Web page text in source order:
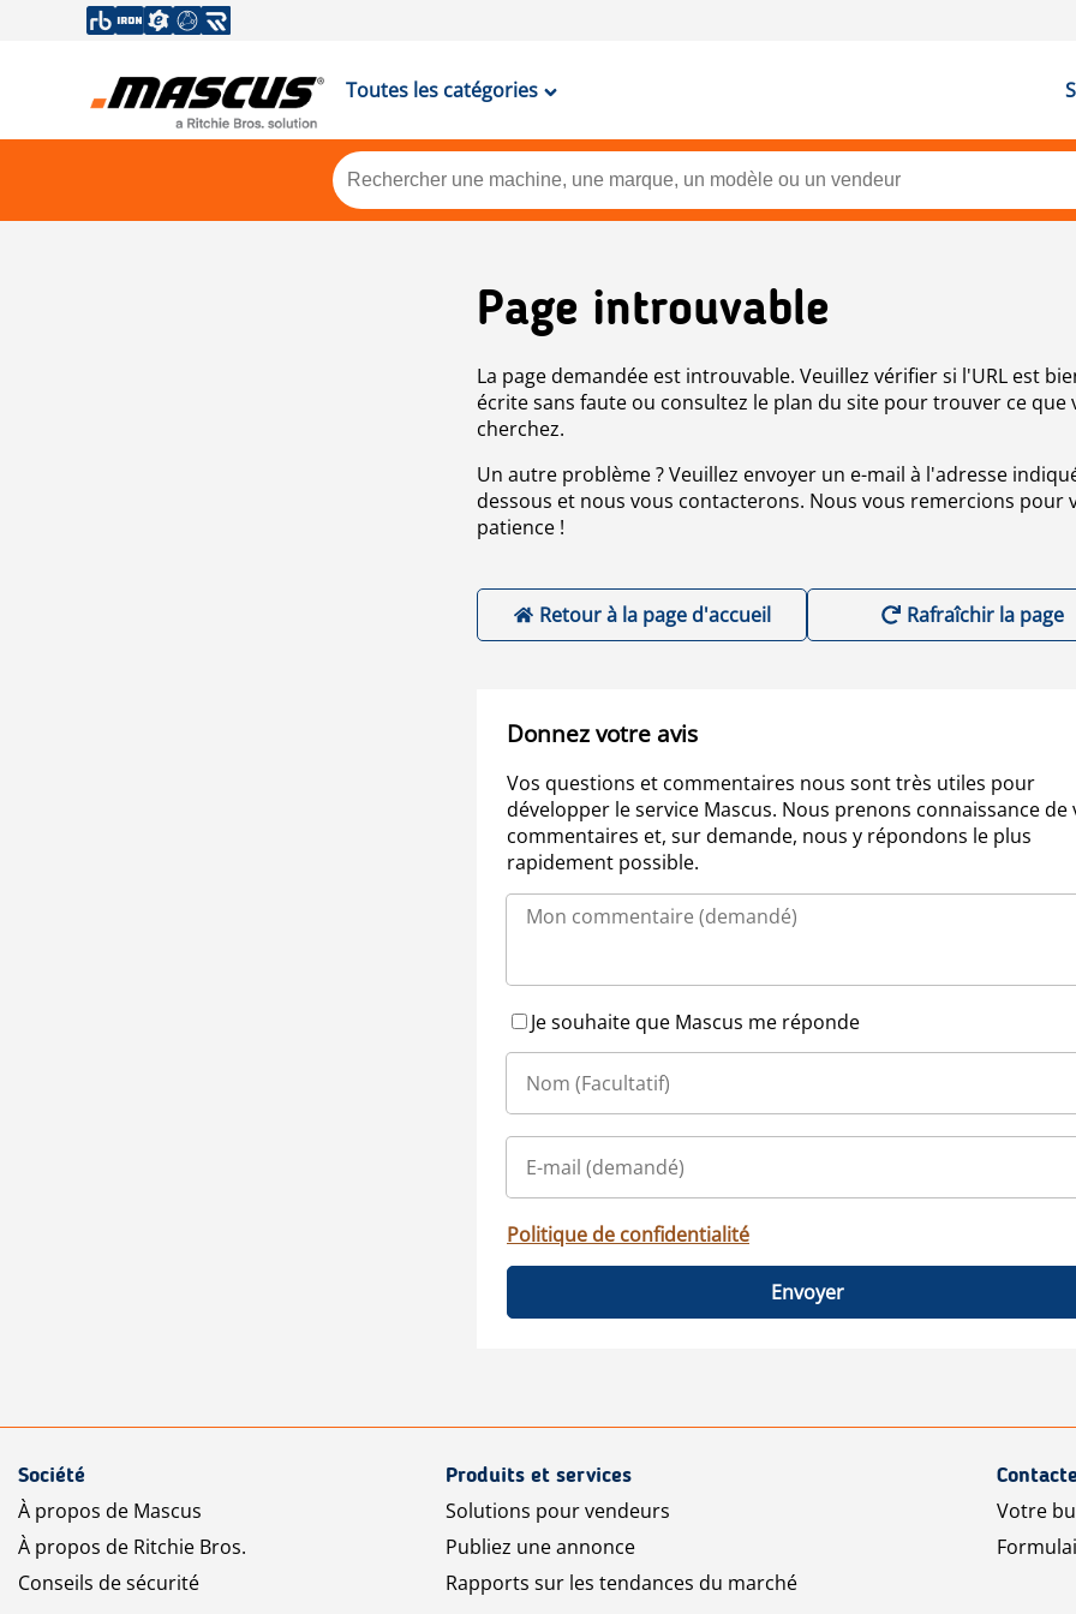
Toutes les catégories
Page introuvable
La page demandée est introuvable. Veuillez vérifier si l'URL est
écrite sans faute ou consultez le plan du site pour trouver ce que
cherchez.
Un autre problème ? Veuillez envoyer un e-mail à l'adresse
dessous et nous vous contacterons. Nous vous remercions pour
patience !
Retour à la page d'accueil Rafraîchir la page
Donnez votre avis
Vos questions et commentaires nous sont très utiles pour
développer le service Mascus. Nous prenons connaissance de
commentaires et, sur demande, nous y répondons le plus
rapidement possible.
Je souhaite que Mascus me réponde
Politique de confidentialité
Envoyer
Société
À propos de Mascus
À propos de Ritchie Bros.
Conseils de sécurité
Produits et services
Solutions pour vendeurs
Publiez une annonce
Rapports sur les tendances du marché
Votre